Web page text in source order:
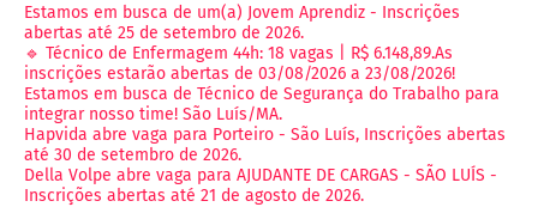
Estamos em busca de um(a) Jovem Aprendiz - Inscrições
abertas até 25 de setembro de 2026.
🔹 Técnico de Enfermagem 44h: 18 vagas | R$ 6.148,89.As
inscrições estarão abertas de 03/08/2026 a 23/08/2026!
Estamos em busca de Técnico de Segurança do Trabalho para
integrar nosso time! São Luís/MA.
Hapvida abre vaga para Porteiro - São Luís, Inscrições abertas
até 30 de setembro de 2026.
Della Volpe abre vaga para AJUDANTE DE CARGAS - SÃO LUÍS -
Inscrições abertas até 21 de agosto de 2026.